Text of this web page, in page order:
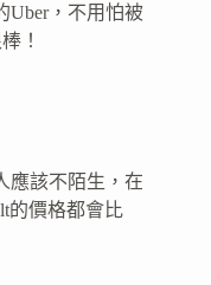
Uber，不用怕被
！
應該不陌生，在
的價格都會比